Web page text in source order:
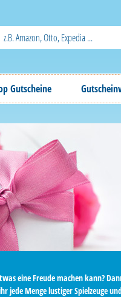
Gutscheine
eine Freude machen kann?
jede Menge lustiger Spielzeuge